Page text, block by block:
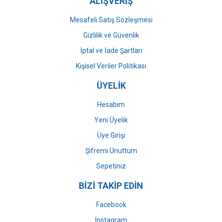
Mesafeli Satış Sözleşmesi
Gizlilik ve Güvenlik
İptal ve İade Şartları
Kişisel Veriler Politikası
ÜYELİK
Hesabım
Yeni Üyelik
Üye Girişi
Şifremi Unuttum
Sepetiniz
BİZİ TAKİP EDİN
Facebook
Instagram